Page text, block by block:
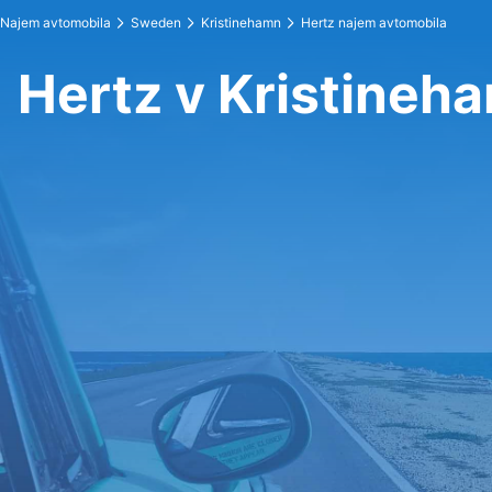
Najem avtomobila Sweden Kristinehamn Hertz najem avtomobila
Hertz v